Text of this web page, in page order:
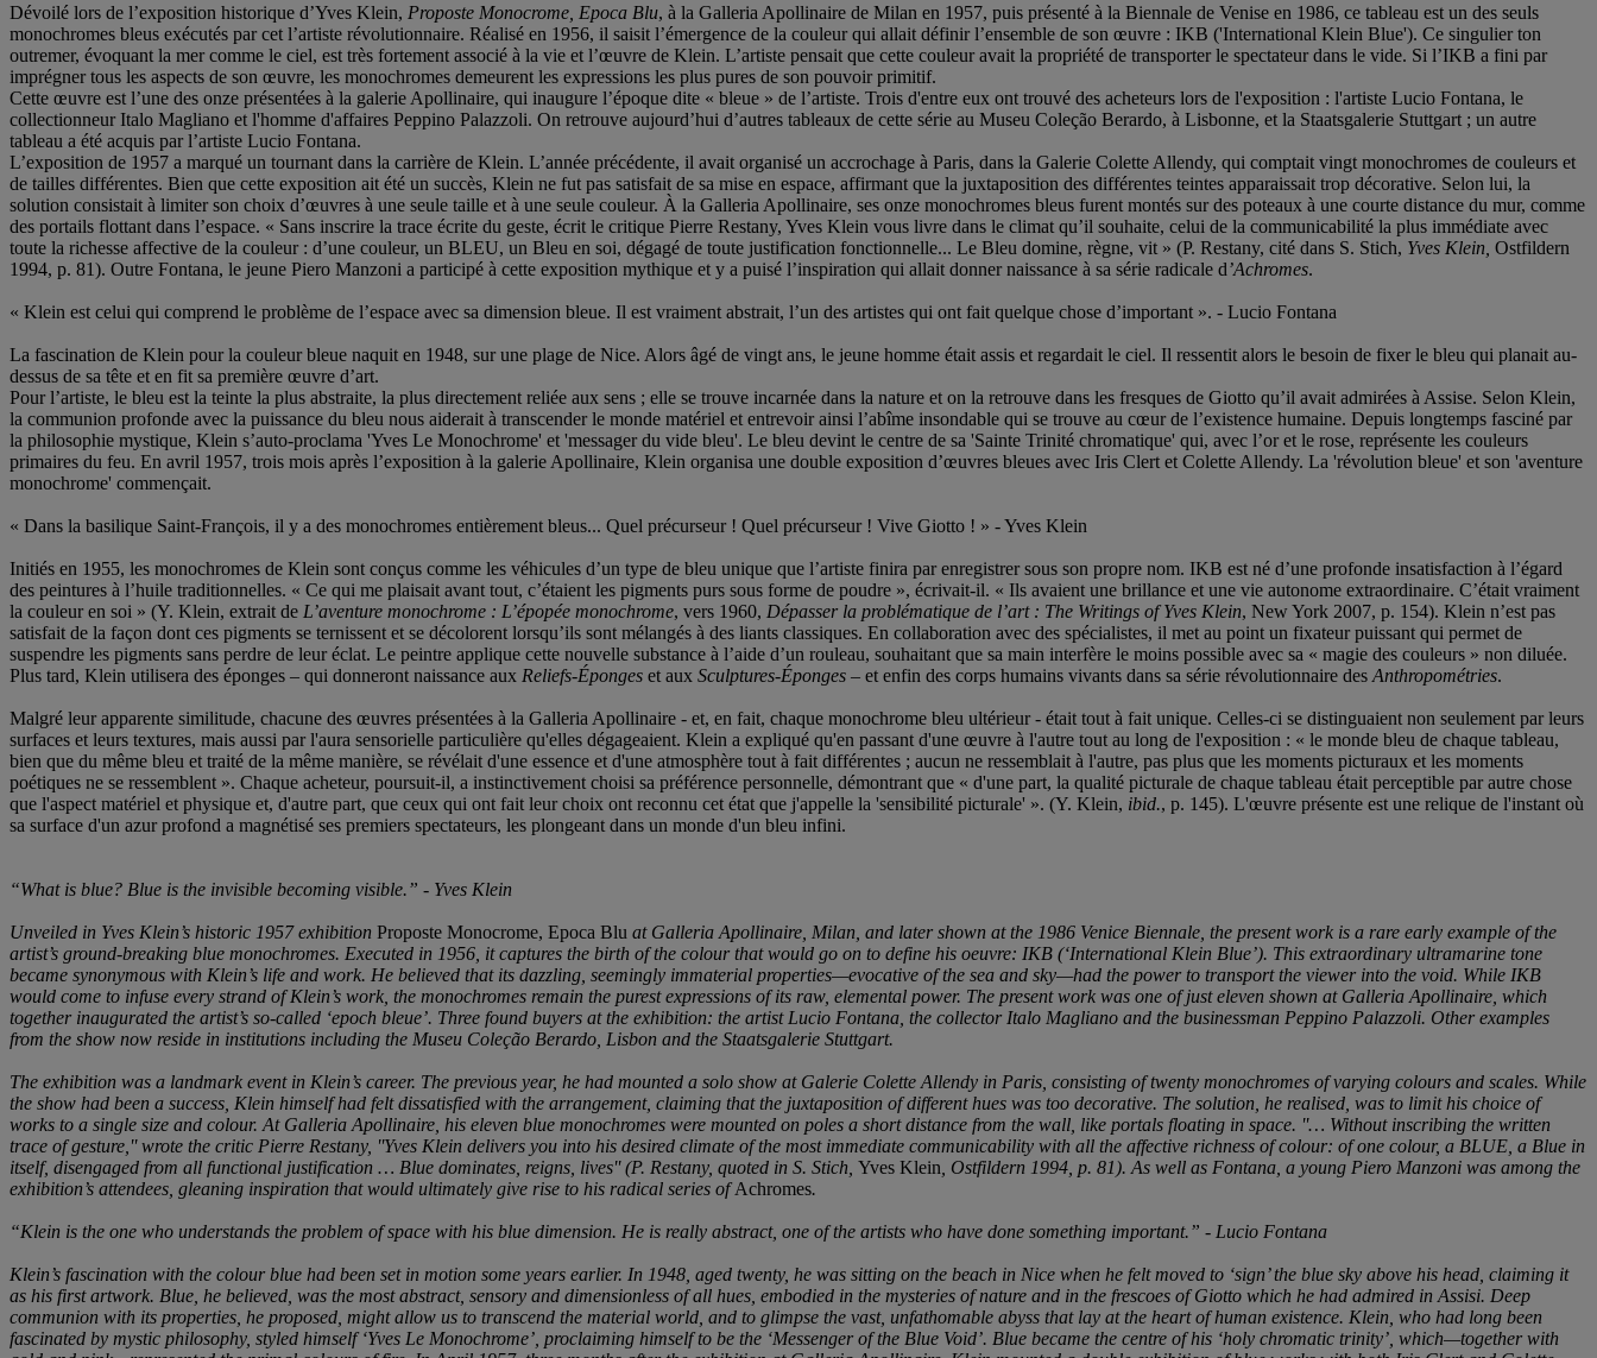
Dévoilé lors de l’exposition historique d’Yves Klein, Proposte Monocrome, Epoca Blu, à la Galleria Apollinaire de Milan en 1957, puis présenté à la Biennale de Venise en 1986, ce tableau est un des seuls
monochromes bleus exécutés par cet l’artiste révolutionnaire. Réalisé en 1956, il saisit l’émergence de la couleur qui allait définir l’ensemble de son œuvre : IKB ('International Klein Blue'). Ce singulier ton
outremer, évoquant la mer comme le ciel, est très fortement associé à la vie et l’œuvre de Klein. L’artiste pensait que cette couleur avait la propriété de transporter le spectateur dans le vide. Si l’IKB a fini par
imprégner tous les aspects de son œuvre, les monochromes demeurent les expressions les plus pures de son pouvoir primitif.
Cette œuvre est l’une des onze présentées à la galerie Apollinaire, qui inaugure l’époque dite « bleue » de l’artiste. Trois d'entre eux ont trouvé des acheteurs lors de l'exposition : l'artiste Lucio Fontana, le
collectionneur Italo Magliano et l'homme d'affaires Peppino Palazzoli. On retrouve aujourd’hui d’autres tableaux de cette série au Museu Coleção Berardo, à Lisbonne, et la Staatsgalerie Stuttgart ; un autre
tableau a été acquis par l’artiste Lucio Fontana.
L’exposition de 1957 a marqué un tournant dans la carrière de Klein. L’année précédente, il avait organisé un accrochage à Paris, dans la Galerie Colette Allendy, qui comptait vingt monochromes de couleurs et
de tailles différentes. Bien que cette exposition ait été un succès, Klein ne fut pas satisfait de sa mise en espace, affirmant que la juxtaposition des différentes teintes apparaissait trop décorative. Selon lui, la
solution consistait à limiter son choix d’œuvres à une seule taille et à une seule couleur. À la Galleria Apollinaire, ses onze monochromes bleus furent montés sur des poteaux à une courte distance du mur, comme
des portails flottant dans l’espace. « Sans inscrire la trace écrite du geste, écrit le critique Pierre Restany, Yves Klein vous livre dans le climat qu’il souhaite, celui de la communicabilité la plus immédiate avec
toute la richesse affective de la couleur : d’une couleur, un BLEU, un Bleu en soi, dégagé de toute justification fonctionnelle... Le Bleu domine, règne, vit » (P. Restany, cité dans S. Stich, Yves Klein, Ostfildern
1994, p. 81). Outre Fontana, le jeune Piero Manzoni a participé à cette exposition mythique et y a puisé l’inspiration qui allait donner naissance à sa série radicale d’Achromes.
« Klein est celui qui comprend le problème de l’espace avec sa dimension bleue. Il est vraiment abstrait, l’un des artistes qui ont fait quelque chose d’important ». - Lucio Fontana
La fascination de Klein pour la couleur bleue naquit en 1948, sur une plage de Nice. Alors âgé de vingt ans, le jeune homme était assis et regardait le ciel. Il ressentit alors le besoin de fixer le bleu qui planait au-
dessus de sa tête et en fit sa première œuvre d’art.
Pour l’artiste, le bleu est la teinte la plus abstraite, la plus directement reliée aux sens ; elle se trouve incarnée dans la nature et on la retrouve dans les fresques de Giotto qu’il avait admirées à Assise. Selon Klein,
la communion profonde avec la puissance du bleu nous aiderait à transcender le monde matériel et entrevoir ainsi l’abîme insondable qui se trouve au cœur de l’existence humaine. Depuis longtemps fasciné par
la philosophie mystique, Klein s’auto-proclama 'Yves Le Monochrome' et 'messager du vide bleu'. Le bleu devint le centre de sa 'Sainte Trinité chromatique' qui, avec l’or et le rose, représente les couleurs
primaires du feu. En avril 1957, trois mois après l’exposition à la galerie Apollinaire, Klein organisa une double exposition d’œuvres bleues avec Iris Clert et Colette Allendy. La 'révolution bleue' et son 'aventure
monochrome' commençait.
« Dans la basilique Saint-François, il y a des monochromes entièrement bleus... Quel précurseur ! Quel précurseur ! Vive Giotto ! » - Yves Klein
Initiés en 1955, les monochromes de Klein sont conçus comme les véhicules d’un type de bleu unique que l’artiste finira par enregistrer sous son propre nom. IKB est né d’une profonde insatisfaction à l’égard
des peintures à l’huile traditionnelles. « Ce qui me plaisait avant tout, c’étaient les pigments purs sous forme de poudre », écrivait-il. « Ils avaient une brillance et une vie autonome extraordinaire. C’était vraiment
la couleur en soi » (Y. Klein, extrait de L’aventure monochrome : L’épopée monochrome, vers 1960, Dépasser la problématique de l’art : The Writings of Yves Klein, New York 2007, p. 154). Klein n’est pas
satisfait de la façon dont ces pigments se ternissent et se décolorent lorsqu’ils sont mélangés à des liants classiques. En collaboration avec des spécialistes, il met au point un fixateur puissant qui permet de
suspendre les pigments sans perdre de leur éclat. Le peintre applique cette nouvelle substance à l’aide d’un rouleau, souhaitant que sa main interfère le moins possible avec sa « magie des couleurs » non diluée.
Plus tard, Klein utilisera des éponges – qui donneront naissance aux Reliefs-Éponges et aux Sculptures-Éponges – et enfin des corps humains vivants dans sa série révolutionnaire des Anthropométries.
Malgré leur apparente similitude, chacune des œuvres présentées à la Galleria Apollinaire - et, en fait, chaque monochrome bleu ultérieur - était tout à fait unique. Celles-ci se distinguaient non seulement par leurs
surfaces et leurs textures, mais aussi par l'aura sensorielle particulière qu'elles dégageaient. Klein a expliqué qu'en passant d'une œuvre à l'autre tout au long de l'exposition : « le monde bleu de chaque tableau,
bien que du même bleu et traité de la même manière, se révélait d'une essence et d'une atmosphère tout à fait différentes ; aucun ne ressemblait à l'autre, pas plus que les moments picturaux et les moments
poétiques ne se ressemblent ». Chaque acheteur, poursuit-il, a instinctivement choisi sa préférence personnelle, démontrant que « d'une part, la qualité picturale de chaque tableau était perceptible par autre chose
que l'aspect matériel et physique et, d'autre part, que ceux qui ont fait leur choix ont reconnu cet état que j'appelle la 'sensibilité picturale' ». (Y. Klein, ibid., p. 145). L'œuvre présente est une relique de l'instant où
sa surface d'un azur profond a magnétisé ses premiers spectateurs, les plongeant dans un monde d'un bleu infini.
“What is blue? Blue is the invisible becoming visible.” - Yves Klein
Unveiled in Yves Klein’s historic 1957 exhibition Proposte Monocrome, Epoca Blu at Galleria Apollinaire, Milan, and later shown at the 1986 Venice Biennale, the present work is a rare early example of the
artist’s ground-breaking blue monochromes. Executed in 1956, it captures the birth of the colour that would go on to define his oeuvre: IKB (‘International Klein Blue’). This extraordinary ultramarine tone
became synonymous with Klein’s life and work. He believed that its dazzling, seemingly immaterial properties—evocative of the sea and sky—had the power to transport the viewer into the void. While IKB
would come to infuse every strand of Klein’s work, the monochromes remain the purest expressions of its raw, elemental power. The present work was one of just eleven shown at Galleria Apollinaire, which
together inaugurated the artist’s so-called ‘epoch bleue’. Three found buyers at the exhibition: the artist Lucio Fontana, the collector Italo Magliano and the businessman Peppino Palazzoli. Other examples
from the show now reside in institutions including the Museu Coleção Berardo, Lisbon and the Staatsgalerie Stuttgart.
The exhibition was a landmark event in Klein’s career. The previous year, he had mounted a solo show at Galerie Colette Allendy in Paris, consisting of twenty monochromes of varying colours and scales. While
the show had been a success, Klein himself had felt dissatisfied with the arrangement, claiming that the juxtaposition of different hues was too decorative. The solution, he realised, was to limit his choice of
works to a single size and colour. At Galleria Apollinaire, his eleven blue monochromes were mounted on poles a short distance from the wall, like portals floating in space. ''… Without inscribing the written
trace of gesture,'' wrote the critic Pierre Restany, ''Yves Klein delivers you into his desired climate of the most immediate communicability with all the affective richness of colour: of one colour, a BLUE, a Blue in
itself, disengaged from all functional justification … Blue dominates, reigns, lives'' (P. Restany, quoted in S. Stich, Yves Klein , Ostfildern 1994, p. 81). As well as Fontana, a young Piero Manzoni was among the
exhibition’s attendees, gleaning inspiration that would ultimately give rise to his radical series ofAchromes.
“Klein is the one who understands the problem of space with his blue dimension. He is really abstract, one of the artists who have done something important.” - Lucio Fontana
Klein’s fascination with the colour blue had been set in motion some years earlier. In 1948, aged twenty, he was sitting on the beach in Nice when he felt moved to ‘sign’ the blue sky above his head, claiming it
as his first artwork. Blue, he believed, was the most abstract, sensory and dimensionless of all hues, embodied in the mysteries of nature and in the frescoes of Giotto which he had admired in Assisi. Deep
communion with its properties, he proposed, might allow us to transcend the material world, and to glimpse the vast, unfathomable abyss that lay at the heart of human existence. Klein, who had long been
fascinated by mystic philosophy, styled himself ‘Yves Le Monochrome’, proclaiming himself to be the ‘Messenger of the Blue Void’. Blue became the centre of his ‘holy chromatic trinity’, which—together with